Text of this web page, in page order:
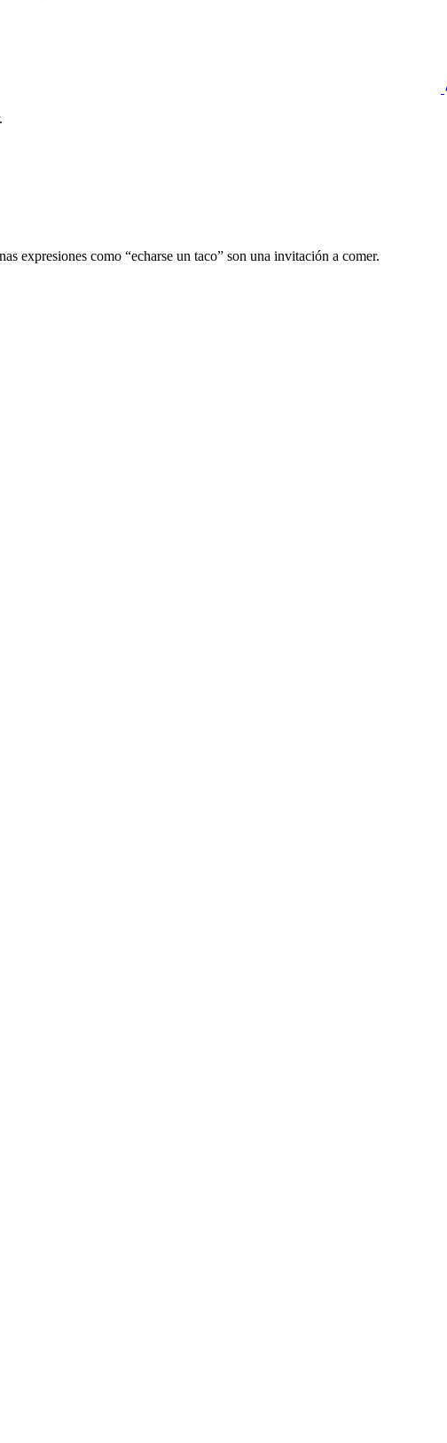
expresiones como “echarse un taco” son una invitación a comer.